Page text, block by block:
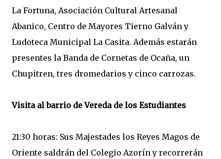
La Fortuna, Asociación Cultural Artesanal
Abanico, Centro de Mayores Tierno Galván y
Ludoteca Municipal La Casita. Además estarán
presentes la Banda de Cornetas de Ocaña, un
Chupitren, tres dromedarios y cinco carrozas.
Visita al barrio de Vereda de los Estudiantes
21:30 horas: Sus Majestades los Reyes Magos de
Oriente saldrán del Colegio Azorín y recorrerán